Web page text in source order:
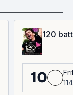
120
10